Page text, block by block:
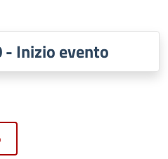
- Inizio evento